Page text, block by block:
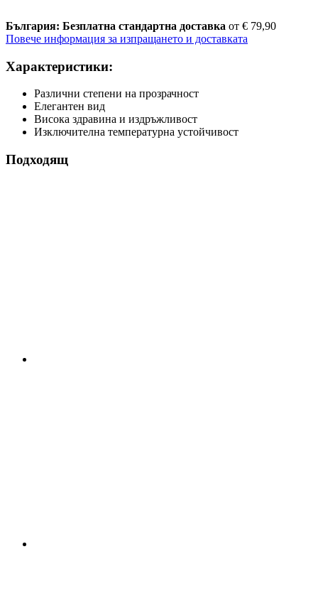
България: Безплатна стандартна доставка от € 79,90
Повече информация за изпращането и доставката
Характеристики:
Различни степени на прозрачност
Елегантен вид
Висока здравина и издръжливост
Изключителна температурна устойчивост
Подходящ